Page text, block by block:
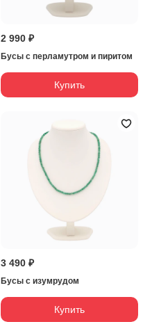
2 990 ₽
Бусы с перламутром и пиритом
Купить
3 490 ₽
Бусы с изумрудом
Купить